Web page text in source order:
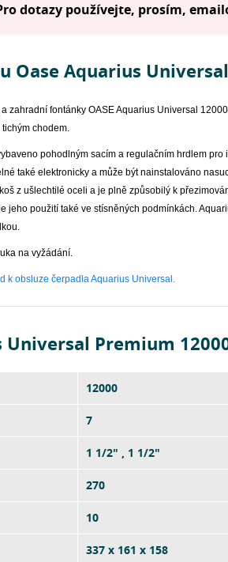
dotazy používejte, prosím,
Oase Aquarius
zahradní fontánky OASE Aquarius Universal
chodem.
pohodlným sacím a regulačním hrdlem
také elektronicky a může být nainstalováno
z ušlechtilé oceli a je plně způsobilý k
jeho použití také ve stísněných podmínkách.
na vyžádání.
k obsluze čerpadla Aquarius Universal.
Universal Premium
12000
7
1 1/2" , 1 1/2"
270
10
337 x 161 x 158